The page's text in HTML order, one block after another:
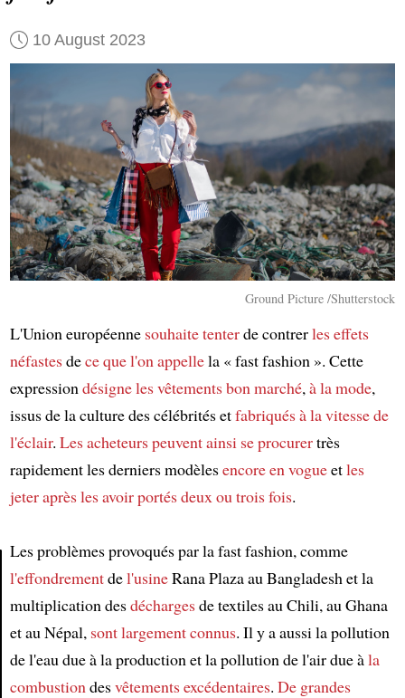
Article
10 August 2023
Ground Picture /Shutterstock
L'Union européenne souhaite tenterde contrerles effets
néfastesdece que l'on appellela « fast fashion ». Cette
expression désigneles vêtements bon marché, à la mode,
issus de la culture des célébrités etfabriquésà la vitesse de
l'éclair. Les acheteurspeuvent ainsi se procurertrès
rapidement les derniers modèlesencore en vogueetles
jeteraprès les avoir portésdeux ou trois fois.
Les problèmes provoqués par la fast fashion, comme
l'effondrementdel'usineRana Plaza au Bangladesh et la
multiplication desdéchargesde textiles au Chili, au Ghana
et au Népal, sont largement connus. Il y a aussi la pollution
de l'eau due à la production et la pollution de l'air due àla
combustion desvêtements excédentaires. De grandes